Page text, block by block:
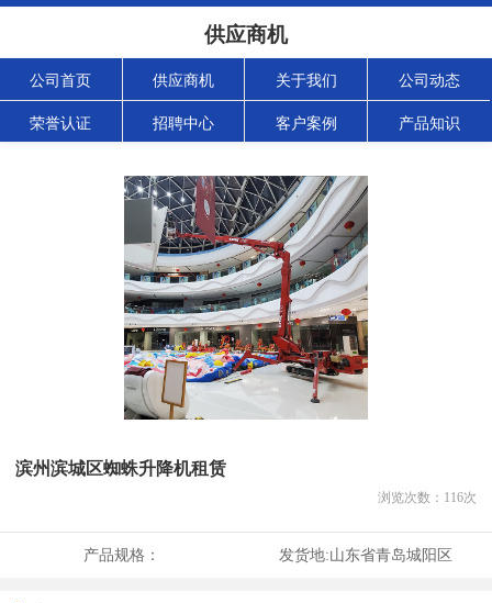
供应商机
公司首页 供应商机 关于我们 公司动态
荣誉认证 招聘中心 客户案例 产品知识
滨州滨城区蜘蛛升降机租赁
浏览次数： 116次
产品规格： 发货地:山东省青岛城阳区